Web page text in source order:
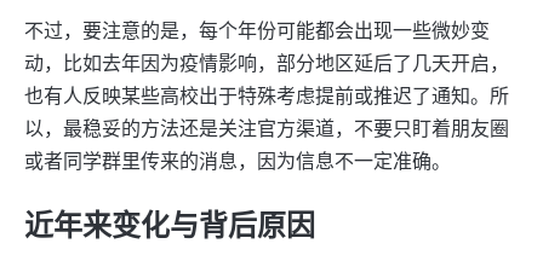
不过，要注意的是，每个年份可能都会出现一些微妙变
动，比如去年因为疫情影响，部分地区延后了几天开启，
也有人反映某些高校出于特殊考虑提前或推迟了通知。所
以，最稳妥的方法还是关注官方渠道，不要只盯着朋友圈
或者同学群里传来的消息，因为信息不一定准确。
近年来变化与背后原因